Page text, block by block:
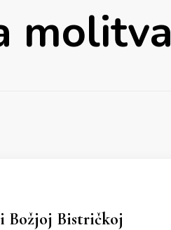
molitva
Božjoj Bistričkoj